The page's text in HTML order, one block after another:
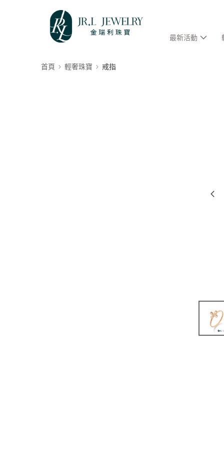
最新活動
首頁 輕奢珠寶 戒指